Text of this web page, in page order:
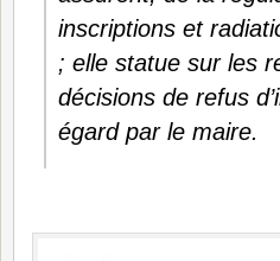
inscriptions et
; elle statue sur les
décisions de refus
égard par le maire.